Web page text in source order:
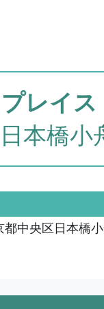
レイス
本橋
都中央区日本橋